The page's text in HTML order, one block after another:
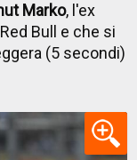
Marko, l'ex
Bull e che si
(5 secondi)